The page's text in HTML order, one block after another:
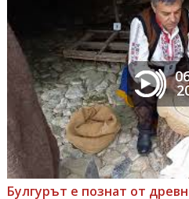
Булгурът е познат от